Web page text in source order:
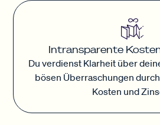
Intransparente
Du verdienst Klarheit über
bösen Überraschungen
Kosten und